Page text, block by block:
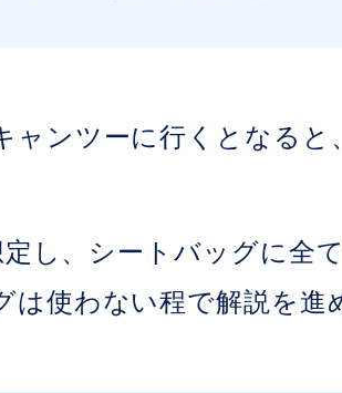
ャンツーに行くとなると
し、シートバッグに全
は使わない程で解説を進